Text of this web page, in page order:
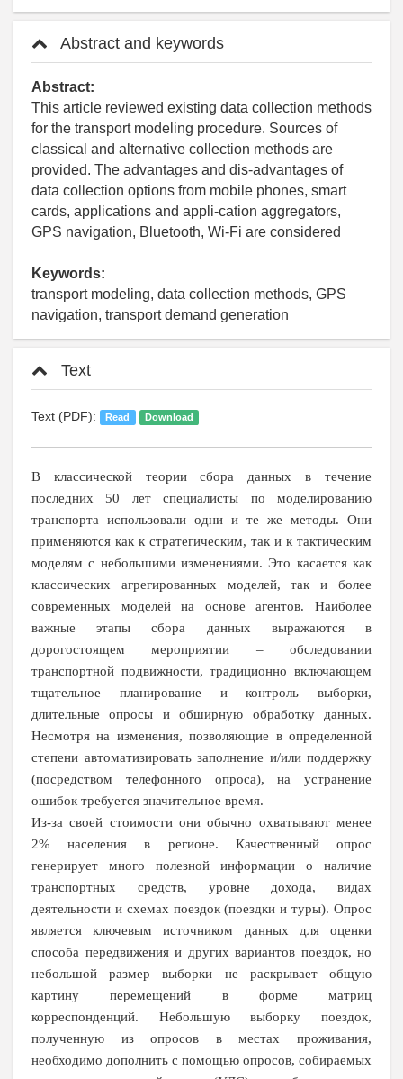
Abstract and keywords
Abstract:
This article reviewed existing data collection methods
for the transport modeling procedure. Sources of
classical and alternative collection methods are
provided. The advantages and dis-advantages of
data collection options from mobile phones, smart
cards, applications and appli-cation aggregators,
GPS navigation, Bluetooth, Wi-Fi are considered
Keywords:
transport modeling, data collection methods, GPS
navigation, transport demand generation
Text
Text (PDF): Read Download
В классической теории сбора данных в течение
последних 50 лет специалисты по моделированию
транспорта использовали одни и те же методы. Они
применяются как к стратегическим, так и к тактическим
моделям с небольшими изменениями. Это касается как
классических агрегированных моделей, так и более
современных моделей на основе агентов. Наиболее
важные этапы сбора данных выражаются в
дорогостоящем мероприятии – обследовании
транспортной подвижности, традиционно включающем
тщательное планирование и контроль выборки,
длительные опросы и обширную обработку данных.
Несмотря на изменения, позволяющие в определенной
степени автоматизировать заполнение и/или поддержку
(посредством телефонного опроса), на устранение
ошибок требуется значительное время.
Из-за своей стоимости они обычно охватывают менее
2% населения в регионе. Качественный опрос
генерирует много полезной информации о наличие
транспортных средств, уровне дохода, видах
деятельности и схемах поездок (поездки и туры). Опрос
является ключевым источником данных для оценки
способа передвижения и других вариантов поездок, но
небольшой размер выборки не раскрывает общую
картину перемещений в форме матриц
корреспонденций. Небольшую выборку поездок,
полученную из опросов в местах проживания,
необходимо дополнить с помощью опросов, собираемых